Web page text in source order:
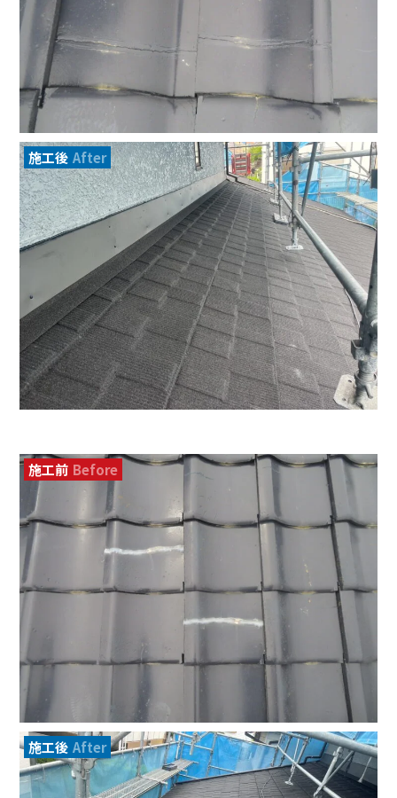
施工後 After
施工前 Before
施工後 After